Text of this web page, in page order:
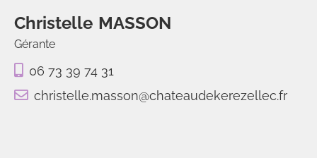
Christelle MASSON
Gérante
06 73 39 74 31
christelle.masson@chateaudekerezellec.fr